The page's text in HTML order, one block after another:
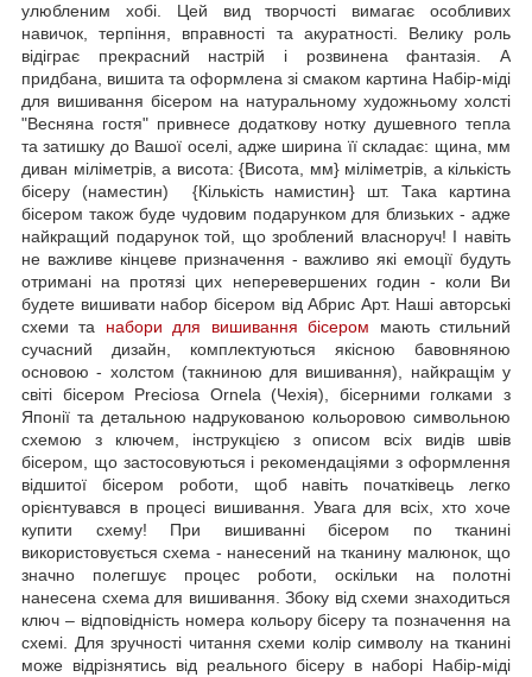
улюбленим хобі. Цей вид творчості вимагає особливих
навичок, терпіння, вправності та акуратності. Велику роль
відіграє прекрасний настрій і розвинена фантазія. А
придбана, вишита та оформлена зі смаком картина Набір-міді
для вишивання бісером на натуральному художньому холсті
"Весняна гостя" привнесе додаткову нотку душевного тепла
та затишку до Вашої оселі, адже ширина її складає: щина, мм
диван міліметрів, а висота: {Висота, мм} міліметрів, а кількість
бісеру (наместин) {Кількість намистин} шт. Така картина
бісером також буде чудовим подарунком для близьких - адже
найкращий подарунок той, що зроблений власноруч! І навіть
не важливе кінцеве призначення - важливо які емоції будуть
отримані на протязі цих неперевершених годин - коли Ви
будете вишивати набор бісером від Абрис Арт. Наші авторські
схеми та набори для вишивання бісером мають стильний
сучасний дизайн, комплектуються якісною бавовняною
основою - холстом (такниною для вишивання), найкращім у
світі бісером Preciosa Ornela (Чехія), бісерними голками з
Японії та детальною надрукованою кольоровою символьною
схемою з ключем, інструкцією з описом всіх видів швів
бісером, що застосовуються і рекомендаціями з оформлення
відшитої бісером роботи, щоб навіть початківець легко
орієнтувався в процесі вишивання. Увага для всіх, хто хоче
купити схему! При вишиванні бісером по тканині
використовується схема - нанесений на тканину малюнок, що
значно полегшує процес роботи, оскільки на полотні
нанесена схема для вишивання. Збоку від схеми знаходиться
ключ – відповідність номера кольору бісеру та позначення на
схемі. Для зручності читання схеми колір символу на тканині
може відрізнятись від реального бісеру в наборі Набір-міді